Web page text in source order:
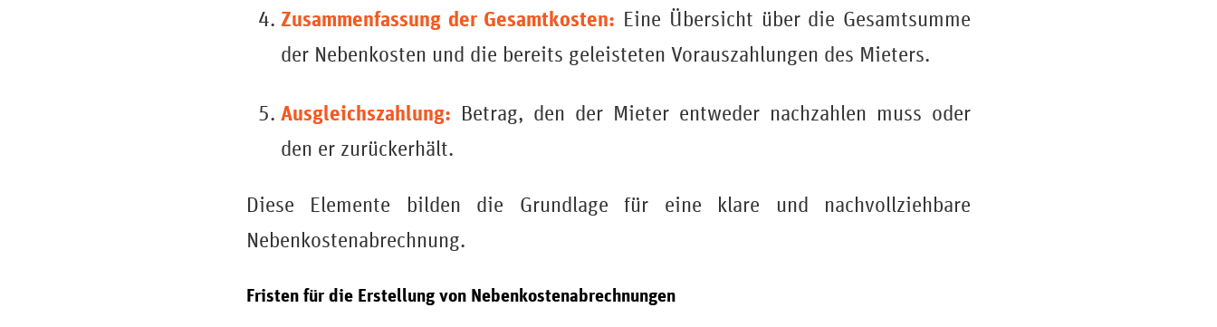
Zusammenfassung der Gesamtkosten: Eine Übersicht über die Gesamtsumme
der Nebenkosten und die bereits geleisteten Vorauszahlungen des Mieters.
Ausgleichszahlung: Betrag, den der Mieter entweder nachzahlen muss oder
den er zurückerhält.
Diese Elemente bilden die Grundlage für eine klare und nachvollziehbare
Nebenkostenabrechnung.
Fristen für die Erstellung von Nebenkostenabrechnungen